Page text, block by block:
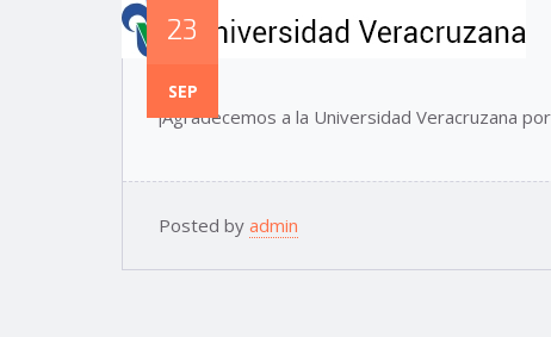
23
SEP
¡Agradecemos a la Universidad Veracruzana
Posted by admin